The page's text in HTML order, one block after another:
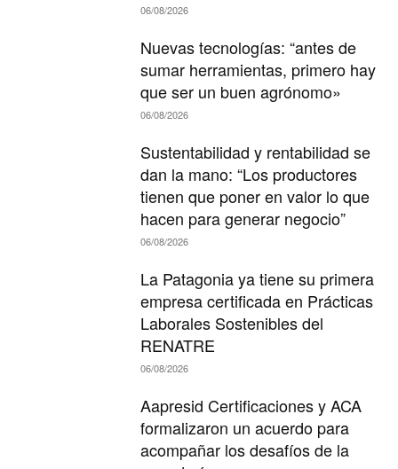
06/08/2026
Nuevas tecnologías: “antes de
sumar herramientas, primero hay
que ser un buen agrónomo»
06/08/2026
Sustentabilidad y rentabilidad se
dan la mano: “Los productores
tienen que poner en valor lo que
hacen para generar negocio”
06/08/2026
La Patagonia ya tiene su primera
empresa certificada en Prácticas
Laborales Sostenibles del
RENATRE
06/08/2026
Aapresid Certificaciones y ACA
formalizaron un acuerdo para
acompañar los desafíos de la